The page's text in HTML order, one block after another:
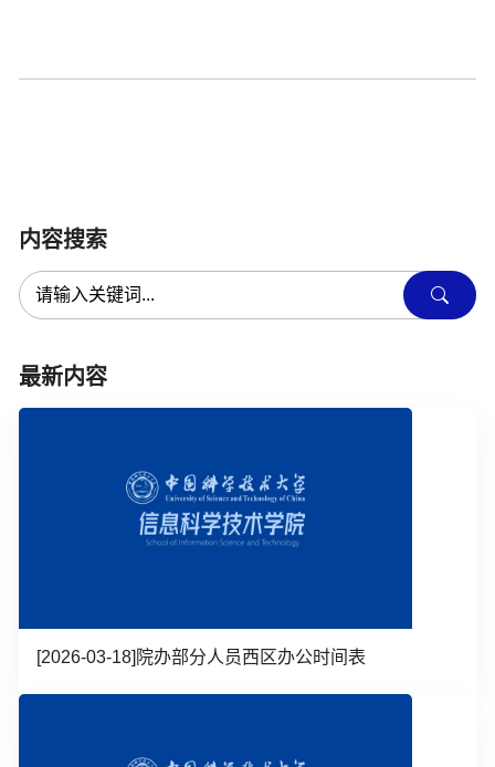
内容搜索
最新内容
[2026-03-18] 院办部分人员西区办公时间表